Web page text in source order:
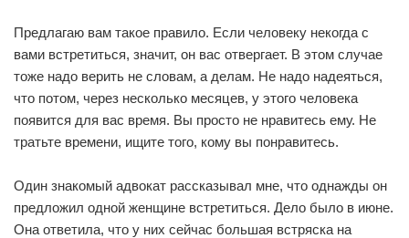
Предлагаю вам такое правило. Если человеку некогда с
вами встретиться, значит, он вас отвергает. В этом случае
тоже надо верить не словам, а делам. Не надо надеяться,
что потом, через несколько месяцев, у этого человека
появится для вас время. Вы просто не нравитесь ему. Не
тратьте времени, ищите того, кому вы понравитесь.
Один знакомый адвокат рассказывал мне, что однажды он
предложил одной женщине встретиться. Дело было в июне.
Она ответила, что у них сейчас большая встряска на